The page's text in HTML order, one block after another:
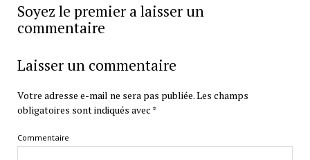
Soyez le premier a laisser un
commentaire
Laisser un commentaire
Votre adresse e-mail ne sera pas publiée.Les champs
obligatoires sont indiqués avec *
Commentaire